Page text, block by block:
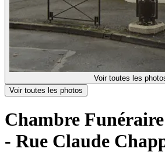
Voir toutes les
Voir toutes les photos
Chambre
- Rue Claude